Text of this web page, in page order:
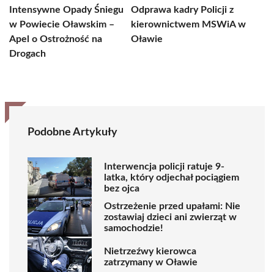
Intensywne Opady Śniegu
w Powiecie Oławskim –
Apel o Ostrożność na
Drogach
Odprawa kadry Policji z
kierownictwem MSWiA w
Oławie
Podobne Artykuły
Interwencja policji ratuje 9-
latka, który odjechał pociągiem
bez ojca
Ostrzeżenie przed upałami: Nie
zostawiaj dzieci ani zwierząt w
samochodzie!
Nietrzeźwy kierowca
zatrzymany w Oławie